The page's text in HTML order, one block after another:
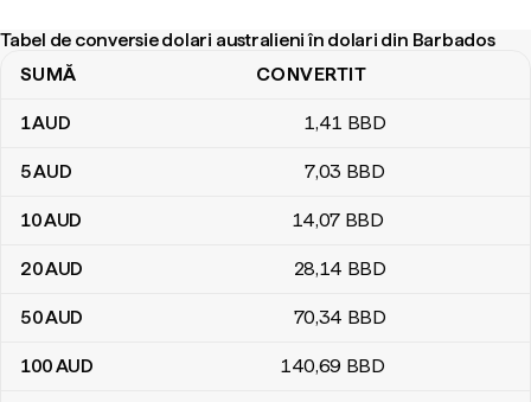
Tabel de conversie dolari australieni în dolari din Barbados
Tabel de conversie dolari australieni în dolari din Barbados
SUMĂ CONVERTIT
1AUD 1,41 BBD
5AUD 7,03 BBD
10AUD 14,07 BBD
20AUD 28,14 BBD
50AUD 70,34 BBD
100AUD 140,69 BBD